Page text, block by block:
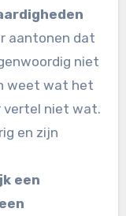
aantonen dat
niet
weet wat het
vertel niet wat.
en zijn
een